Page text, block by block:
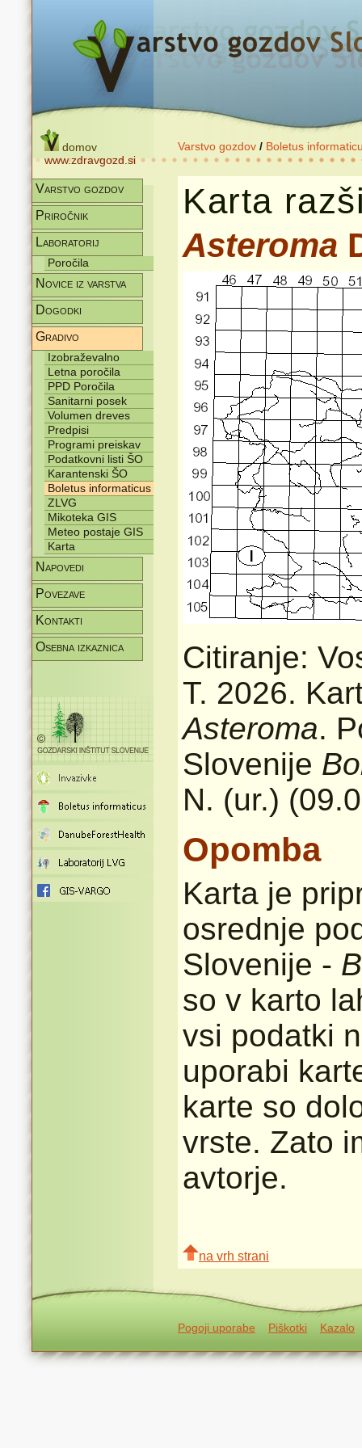
domov
www.zdravgozd.si
Varstvo gozdov / Boletus
Varstvo gozdov
Priročnik
Laboratorij
Poročila
Novice iz varstva
Dogodki
Gradivo
Izobraževalno
Letna poročila
PPD Poročila
Sanitarni posek
Volumen dreves
Predpisi
Programi preiskav
Podatkovni listi ŠO
Karantenski ŠO
Boletus informaticus
ZLVG
Mikoteka GIS
Meteo postaje GIS
Karta
Napovedi
Povezave
Kontakti
Osebna izkaznica
Karta
Asteroma
Citiranje:
T. 2026.
Asteroma.
Slovenije
N. (ur.)
Opomba
Karta je
osrednje
Slovenije -
so v karto
vsi podatki
uporabi
karte so
vrste. Zato
avtorje.
na vrh strani
Pogoji uporabe Piškotki Kazalo